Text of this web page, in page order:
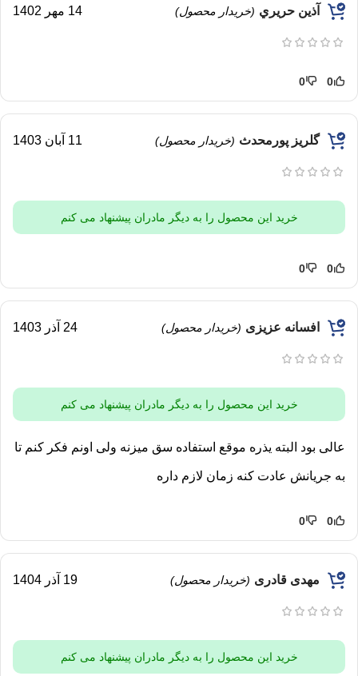
آذين حريري (خریدار محصول) 14 مهر 1402
0
0
گلريز پورمحدث (خریدار محصول) 11 آبان 1403
خرید این محصول را به دیگر مادران پیشنهاد می کنم
0
0
افسانه عزیزی (خریدار محصول) 24 آذر 1403
خرید این محصول را به دیگر مادران پیشنهاد می کنم
عالی بود البته یذره موقع استفاده سق میزنه ولی اونم فکر کنم تا
به جریانش عادت کنه زمان لازم داره
0
0
مهدی قادری (خریدار محصول) 19 آذر 1404
خرید این محصول را به دیگر مادران پیشنهاد می کنم